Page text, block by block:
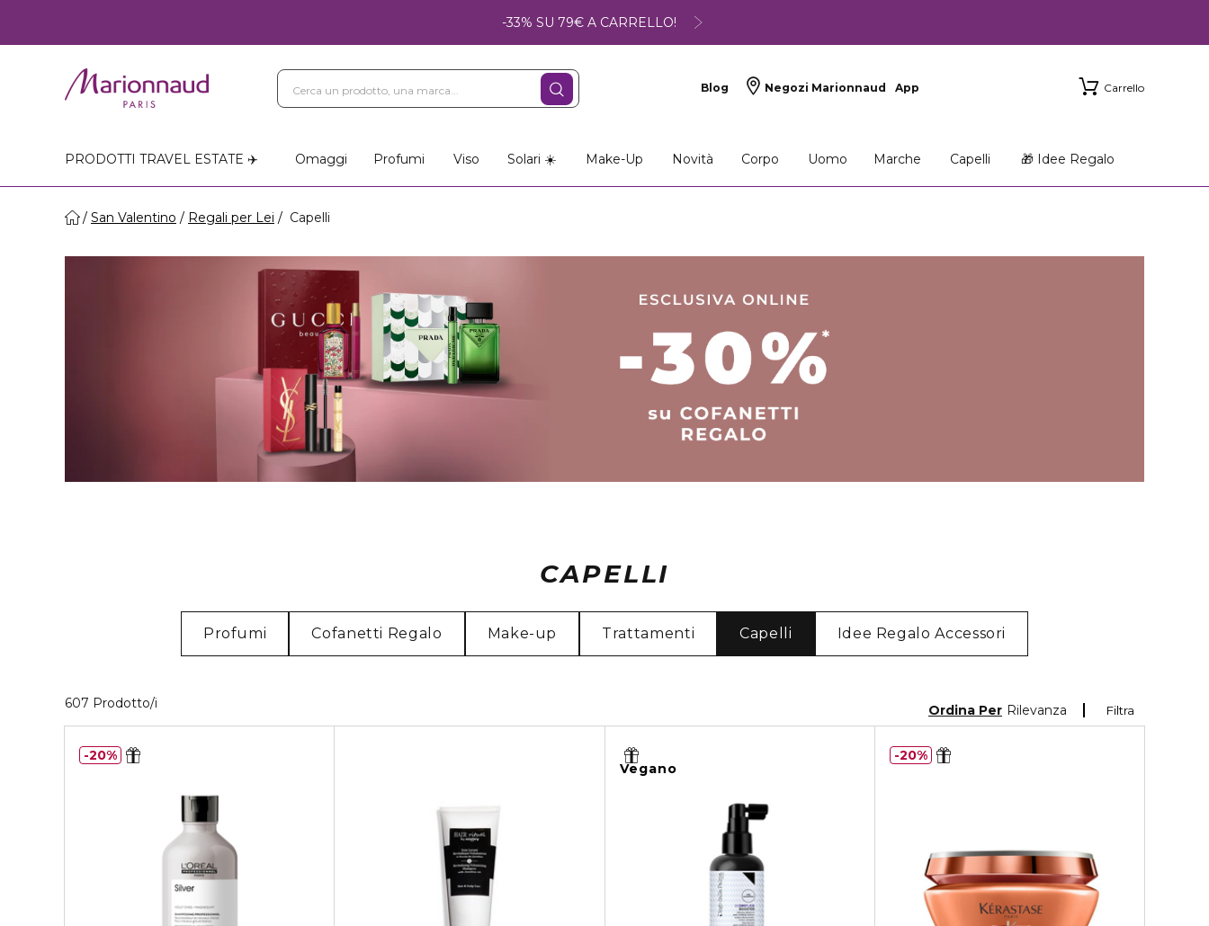
-33% SU 79€ A CARRELLO!
Blog Negozi Marionnaud App Carrello
PRODOTTI TRAVEL ESTATE ✈️ Omaggi Profumi Viso Solari ☀️ Make-Up Novità Corpo Uomo Marche Capelli 🎁 Idee Regalo
San Valentino Regali per Lei Capelli
CAPELLI
Profumi Cofanetti Regalo Make-up Trattamenti Capelli Idee Regalo Accessori
607 Prodotto/i Filtra
Ordina Per Rilevanza
20%
Vegano
20%